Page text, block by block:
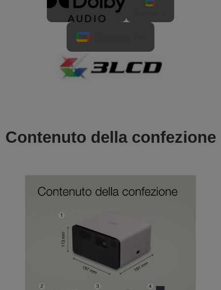
Contenuto della confezione